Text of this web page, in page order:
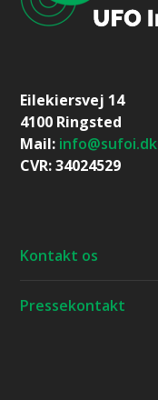
Eilekiersvej 14
4100 Ringsted
Mail: info@sufoi.dk
CVR: 34024529
Kontakt os
Pressekontakt